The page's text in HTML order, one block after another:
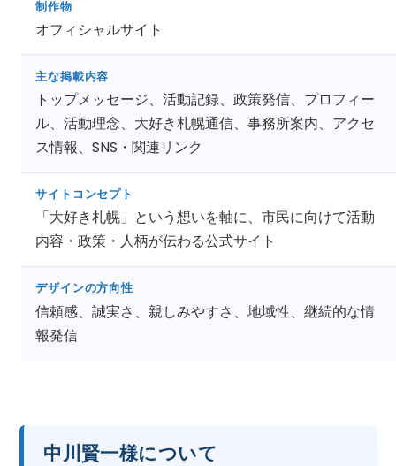
制作物
オフィシャルサイト
主な掲載内容
トップメッセージ、活動記録、政策発信、プロフィー
ル、活動理念、大好き札幌通信、事務所案内、アクセ
ス情報、SNS・関連リンク
サイトコンセプト
「大好き札幌」という想いを軸に、市民に向けて活動
内容・政策・人柄が伝わる公式サイト
デザインの方向性
信頼感、誠実さ、親しみやすさ、地域性、継続的な情
報発信
中川賢一様について